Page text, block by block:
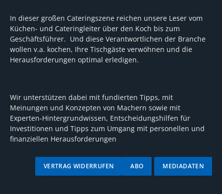
In dieser großen Cateringszene reichen unsere Leser vom
Küchen- und Cateringleiter über den Koch bis zum
Geschäftsführer. Und diese Verantwortlichen der Branche
wollen v.a. kochen, Ihre Tischgäste verwöhnen und die
Herausforderungen optimal erledigen.
Wir unterstützen dabei mit fundierten Tipps, mit
Meinungen und Konzepten von Machern sowie mit
Experten-Hintergrundwissen, Entscheidungshilfen für
Investitionen und Tipps zum Umgang mit personellen und
finanziellen Herausforderungen
MEDIADATEN
ABO
VERTRAG WIDERRUFEN